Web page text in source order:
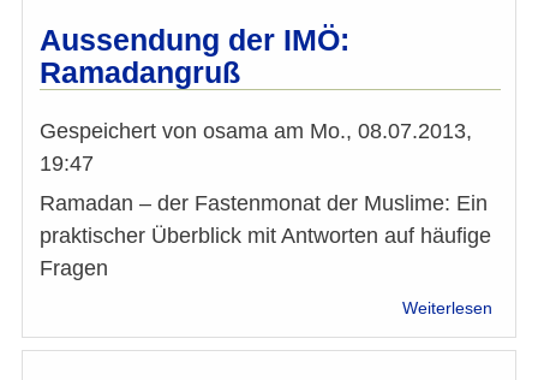
Aussendung der IMÖ:
Ramadangruß
Gespeichert von osama am Mo., 08.07.2013,
19:47
Ramadan – der Fastenmonat der Muslime: Ein
praktischer Überblick mit Antworten auf häufige
Fragen
Weiterlesen
der